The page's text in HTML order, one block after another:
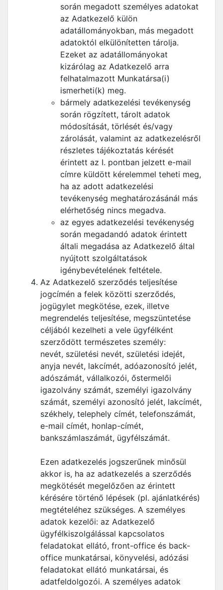
során megadott személyes adatokat
az Adatkezelő külön
adatállományokban, más megadott
adatoktól elkülönítetten tárolja.
Ezeket az adatállományokat
kizárólag az Adatkezelő arra
felhatalmazott Munkatársa(i)
ismerheti(k) meg.
bármely adatkezelési tevékenység
során rögzített, tárolt adatok
módosítását, törlését és/vagy
zárolását, valamint az adatkezelésről
részletes tájékoztatás kérését
érintett az I. pontban jelzett e-mail
címre küldött kérelemmel teheti meg,
ha az adott adatkezelési
tevékenység meghatározásánál más
elérhetőség nincs megadva.
az egyes adatkezelési tevékenység
során megadandó adatok érintett
általi megadása az Adatkezelő által
nyújtott szolgáltatások
igénybevételének feltétele.
Az Adatkezelő szerződés teljesítése
jogcímén a felek közötti szerződés,
jogügylet megkötése, ezek, illetve
megrendelés teljesítése, megszüntetése
céljából kezelheti a vele ügyfélként
szerződött természetes személy:
nevét, születési nevét, születési idejét,
anyja nevét, lakcímét, adóazonosító jelét,
adószámát, vállalkozói, őstermelői
igazolvány számát, személyi igazolvány
számát, személyi azonosító jelét, lakcímét,
székhely, telephely címét, telefonszámát,
e-mail címét, honlap-címét,
bankszámlaszámát, ügyfélszámát.
Ezen adatkezelés jogszerűnek minősül
akkor is, ha az adatkezelés a szerződés
megkötését megelőzően az érintett
kérésére történő lépések (pl. ajánlatkérés)
megtételéhez szükséges. A személyes
adatok kezelői: az Adatkezelő
ügyfélkiszolgálással kapcsolatos
feladatokat ellátó, front-office és back-
office munkatársai, könyvelési, adózási
feladatokat ellátó munkatársai, és
adatfeldolgozói. A személyes adatok